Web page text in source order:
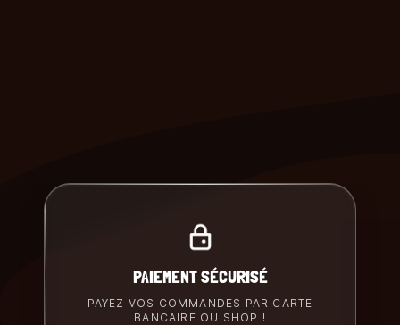
PAIEMENT SÉCURISÉ
PAYEZ VOS COMMANDES PAR CARTE
BANCAIRE OU SHOP !